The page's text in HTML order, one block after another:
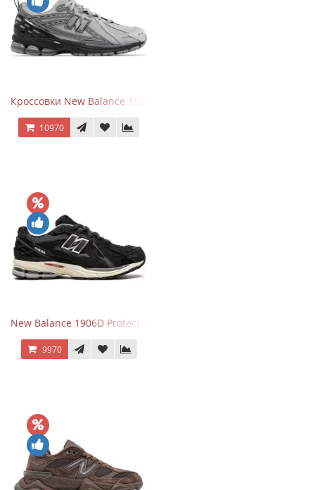
Кроссовки New Balance 1906R Brighton Grey
10970
New Balance 1906D Protection Pack Black черные
9970